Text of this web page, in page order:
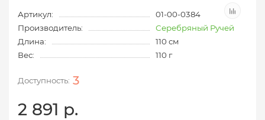
Артикул:
01-00-0384
Производитель:
Серебряный Ручей
Длина:
110 см
Вес:
110 г
3
2 891 р.